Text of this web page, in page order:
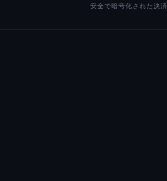
安全で暗号化された決済